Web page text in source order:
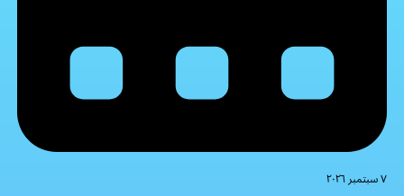
٧ سبتمبر ٢٠٢٦